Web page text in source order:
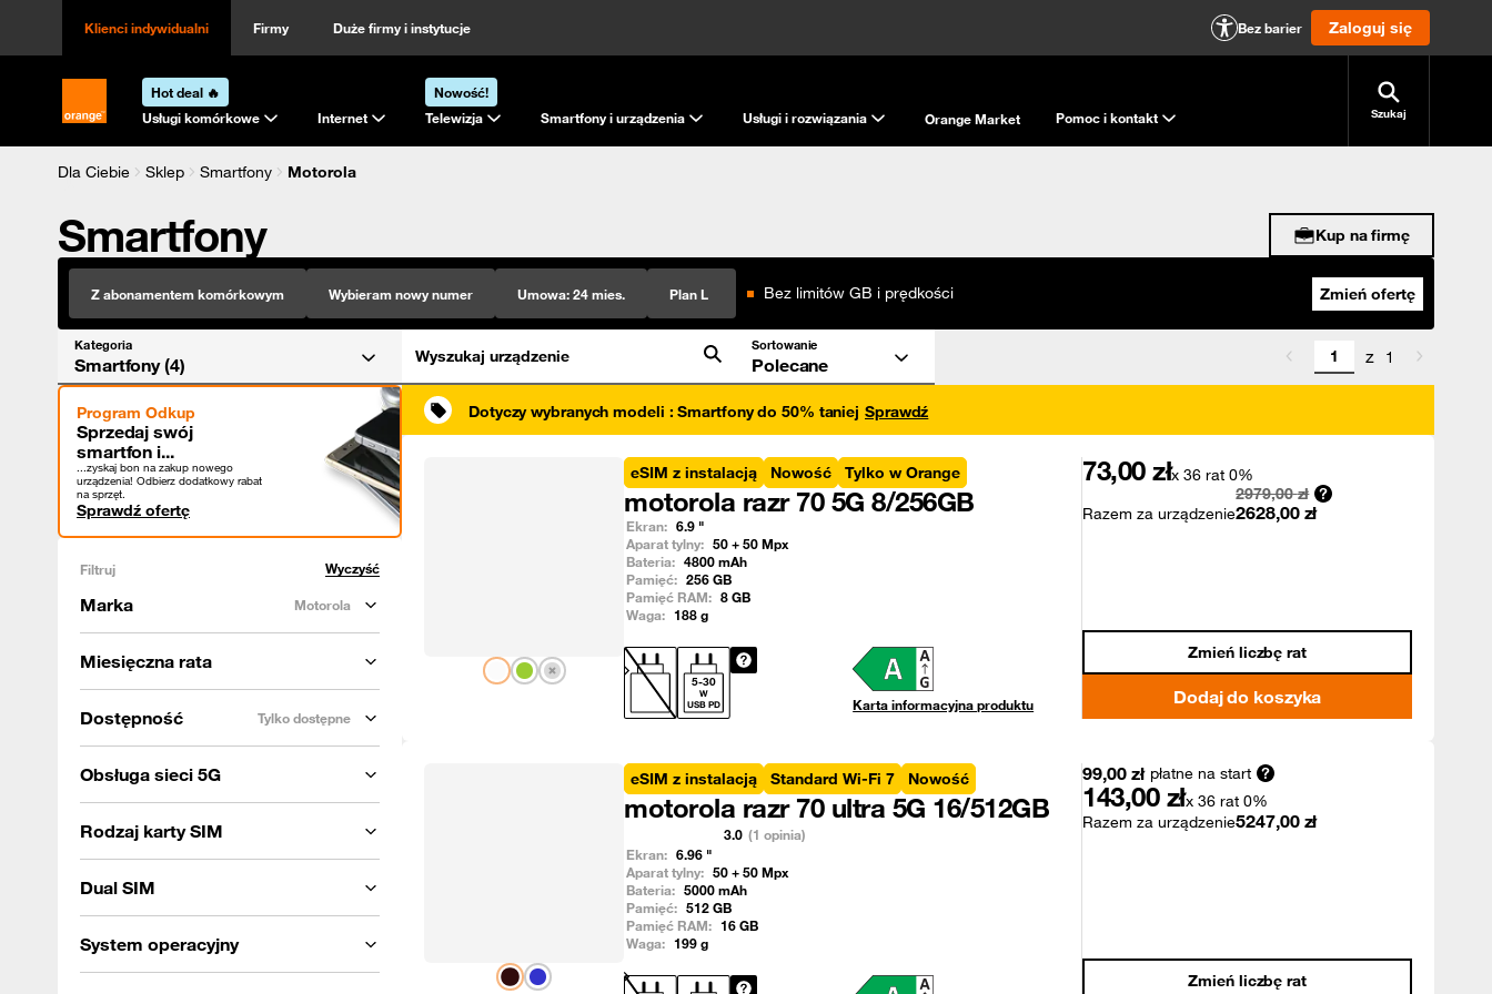
Klienci indywidualni Firmy Duże firmy i instytucje Bez barier Zaloguj się
Strona główna Orange.pl
Hot deal 🔥
Usługi komórkowe
Internet
Nowość!
Telewizja
Smartfony i urządzenia Usługi i rozwiązania Orange Market Pomoc i kontakt Szukaj
Dla Ciebie Sklep Smartfony Motorola
Smartfony Kup na firmę
Z abonamentem komórkowym Wybieram nowy numer Umowa:24 mies. Plan L Bez limitów GB i prędkości Zmień ofertę
Kategoria
Smartfony (4) Wyszukaj urządzenie
Sortowanie
Polecane z 1
Program Odkup
Sprzedaj swój
smartfon i...
...zyskaj bon na zakup nowego
urządzenia! Odbierz dodatkowy rabat
na sprzęt.
Sprawdź ofertę
Filtruj Wyczyść
Marka Motorola
Miesięczna rata
Dostępność Tylko dostępne
Obsługa sieci 5G
Rodzaj karty SIM
Dual SIM
System operacyjny
Dotyczy wybranych modeli : Smartfony do 50% taniej Sprawdź
Pokaż następny
eSIM z instalacją Nowość Tylko w Orange
motorola razr 70 5G 8/256GB
Ekran: 6.9 "
Aparat tylny: 50 + 50Mpx
Bateria: 4800mAh
Pamięć: 256GB
Pamięć RAM: 8GB
Waga: 188g
5-30
W
USB PD
Karta informacyjna produktu
73,00 złx 36 rat 0%
Razem za urządzenie
2979,00 zł
2628,00 zł
Zmień liczbę rat
Dodaj do koszyka
Pokaż następny
eSIM z instalacją Standard Wi-Fi 7 Nowość
motorola razr 70 ultra 5G 16/512GB
3.0 (1 opinia)
Ekran: 6.96 "
Aparat tylny: 50 + 50Mpx
Bateria: 5000mAh
Pamięć: 512GB
Pamięć RAM: 16GB
Waga: 199g
99,00 zł płatne na start
143,00 złx 36 rat 0%
Razem za urządzenie5247,00 zł
Zmień liczbę rat